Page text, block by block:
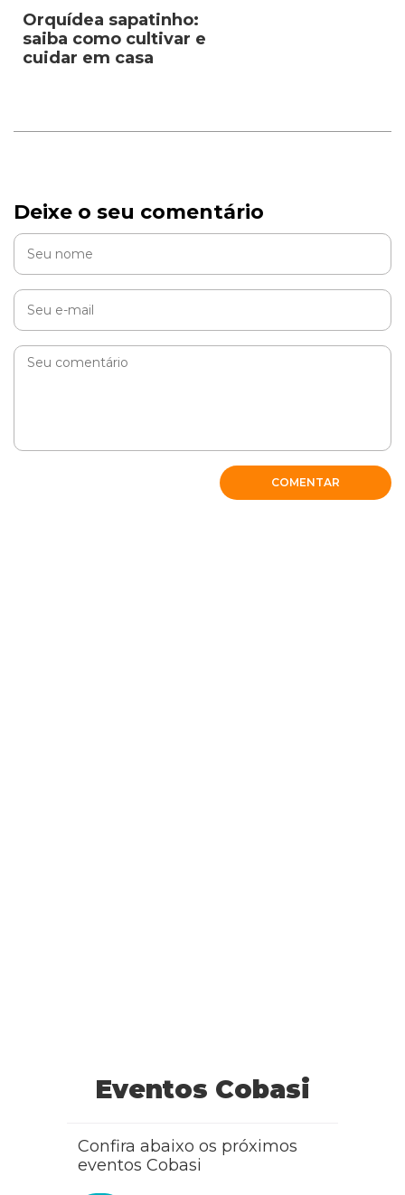
Orquídea sapatinho:
saiba como cultivar e
cuidar em casa
Deixe o seu comentário
COMENTAR
Eventos Cobasi
Confira abaixo os próximos
eventos Cobasi